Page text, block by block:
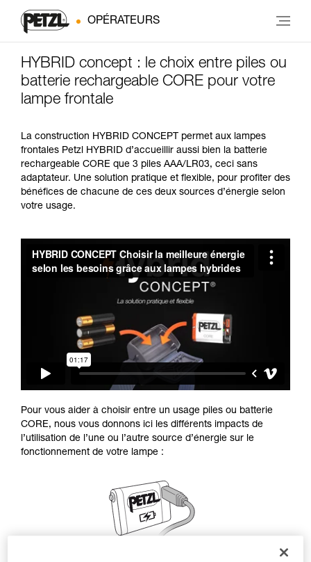
OPÉRATEURS
HYBRID concept : le choix entre piles ou
batterie rechargeable CORE pour votre
lampe frontale
La construction HYBRID CONCEPT permet aux lampes
frontales Petzl HYBRID d’accueillir aussi bien la batterie
rechargeable CORE que 3 piles AAA/LR03, ceci sans
adaptateur. Une solution pratique et flexible, pour profiter des
bénéfices de chacune de ces deux sources d’énergie selon
votre usage.
Pour vous aider à choisir entre un usage piles ou batterie
CORE, nous vous donnons ici les différents impacts de
l’utilisation de l’une ou l’autre source d’énergie sur le
fonctionnement de votre lampe :